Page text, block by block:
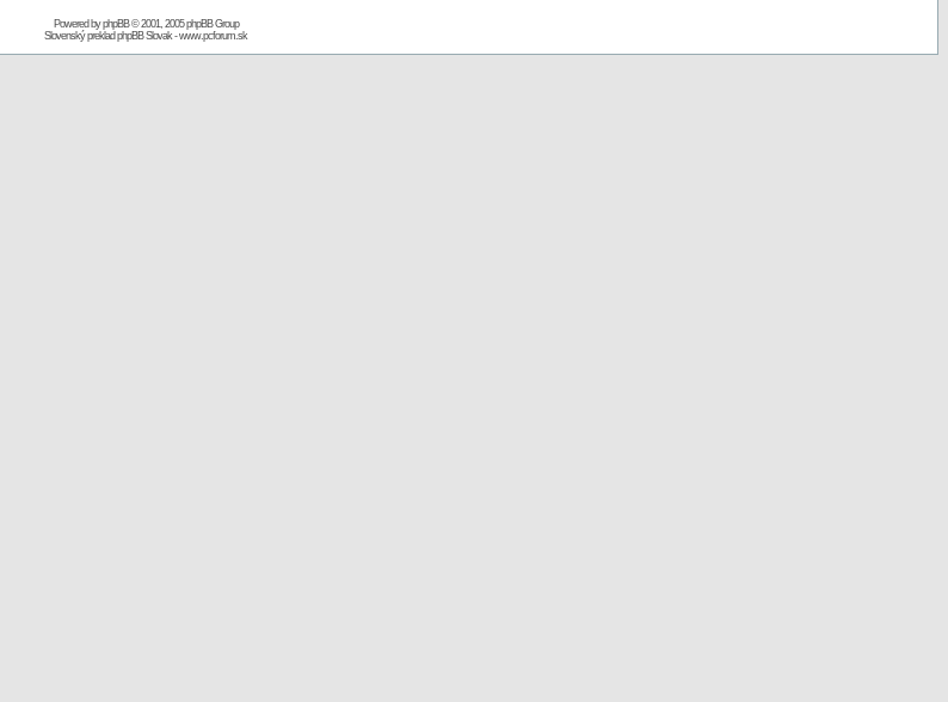
Powered byphpBB© 2001, 2005 phpBB Group
Slovenský preklad phpBB Slovak-www.pcforum.sk